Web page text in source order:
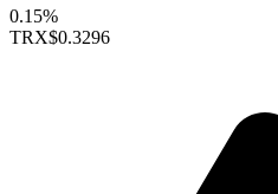
0.15%
TRX$0.3296